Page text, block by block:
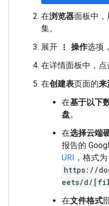
在浏览器面板中
集。
展开
more_vert 操作选项
在详情面板中，点
在创建表页面的来
在基于以下
盘。
在选择云端
报告的
URI ，格式为
https://
eets/d/
在文件格式